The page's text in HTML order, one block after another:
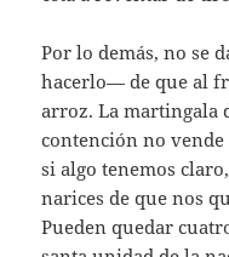
Por lo demás, no se
hacerlo— de que al
arroz. La martingala
contención no
si algo tenemos
narices de que nos
Pueden quedar